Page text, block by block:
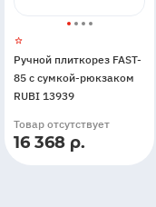
Ручной плиткорез FAST-
85 с сумкой-рюкзаком
RUBI 13939
Товар отсутствует
16 368 р.